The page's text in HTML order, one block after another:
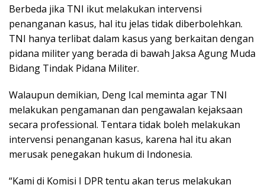
Berbeda jika TNI ikut melakukan intervensi
penanganan kasus, hal itu jelas tidak diberbolehkan.
TNI hanya terlibat dalam kasus yang berkaitan dengan
pidana militer yang berada di bawah Jaksa Agung Muda
Bidang Tindak Pidana Militer.
Walaupun demikian, Deng Ical meminta agar TNI
melakukan pengamanan dan pengawalan kejaksaan
secara professional. Tentara tidak boleh melakukan
intervensi penanganan kasus, karena hal itu akan
merusak penegakan hukum di Indonesia.
“Kami di Komisi I DPR tentu akan terus melakukan